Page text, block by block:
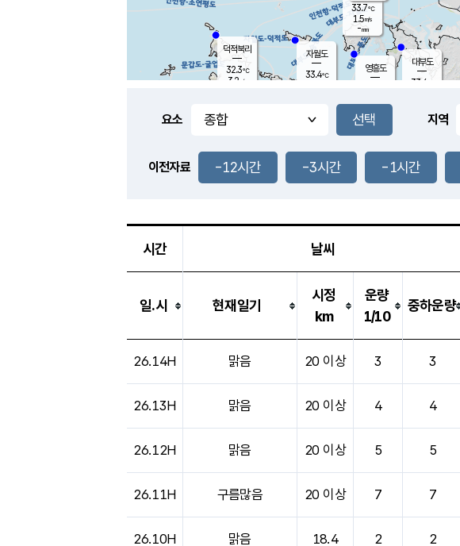
풍도
1.5m/s
33.7℃
1.5m/s
-mm
영흥도
자월도
33.4℃
대부도
33.4
-
덕적북리
32.3℃
3.2 m/s
요소 지역
이전자료 -12시간 -3시간 -1시간
시간 날씨
일.시 현재일기
시정
km
운량
1/10
중하운량
26.14H 맑음 20 이상 3 3
26.13H 맑음 20 이상 4 4
26.12H 맑음 20 이상 5 5
26.11H 구름많음 20 이상 7 7
26.10H 맑음 18.4 2 2